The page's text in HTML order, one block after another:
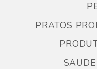
PRATOS